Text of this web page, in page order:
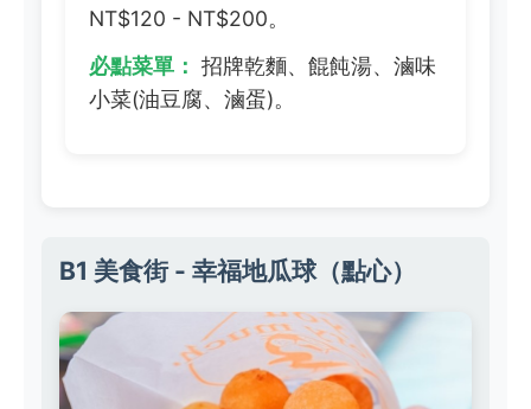
NT$120 - NT$200。
必點菜單： 招牌乾麵、餛飩湯、滷味
小菜(油豆腐、滷蛋)。
B1 美食街 - 幸福地瓜球（點心）